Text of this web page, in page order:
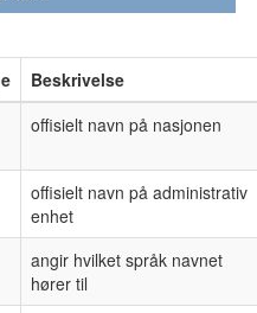
Beskrivelse
offisielt navn på nasjonen
offisielt navn på administrativ
enhet
angir hvilket språk navnet
hører til